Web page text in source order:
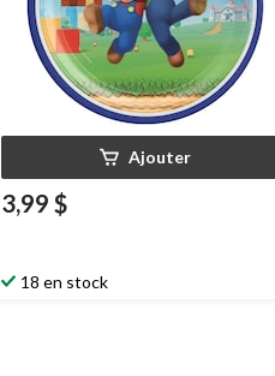
Ajouter
3,99 $
18 en stock